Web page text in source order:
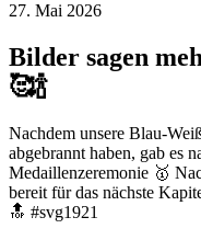
27. Mai 2026
Bilder sagen
🥰🍾
Nachdem unsere Blau-
abgebrannt haben, gab es
Medaillenzeremonie 🥇
bereit für das nächste
🔝 #svg1921